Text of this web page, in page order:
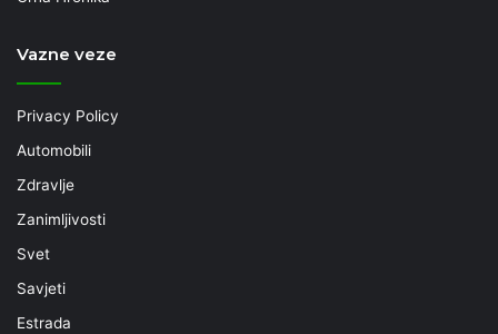
Vazne veze
Privacy Policy
Automobili
Zdravlje
Zanimljivosti
Svet
Savjeti
Estrada